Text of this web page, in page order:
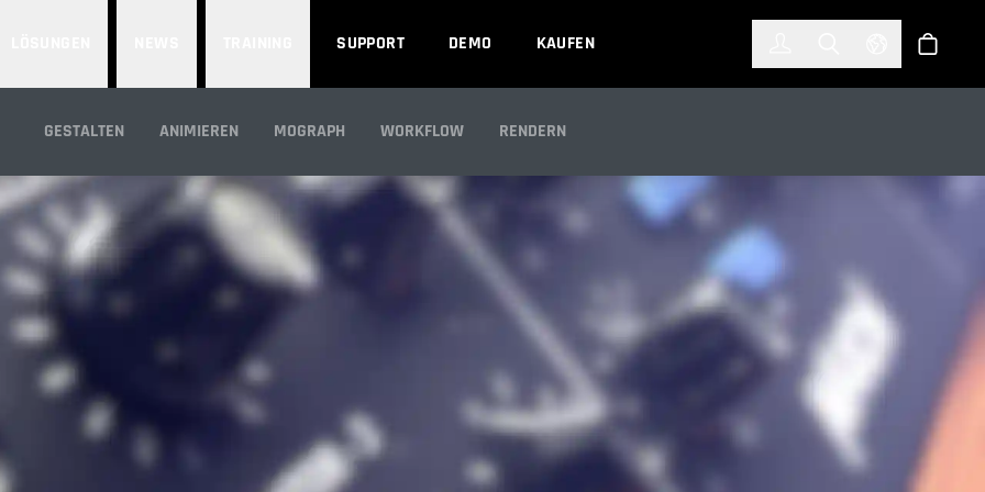
SUPPORT DEMO KAUFEN Select Shop
GESTALTEN ANIMIEREN MOGRAPH WORKFLOW RENDERN
RENDER-SYSTEM